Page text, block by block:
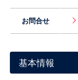
お問合せ
基本情報